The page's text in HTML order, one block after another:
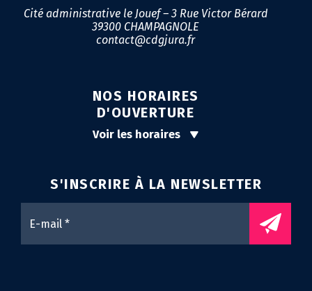
Cité administrative le Jouef – 3 Rue Victor Bérard
39300 CHAMPAGNOLE
contact@cdgjura.fr
NOS HORAIRES
D'OUVERTURE
Voir les horaires
S'INSCRIRE À LA NEWSLETTER